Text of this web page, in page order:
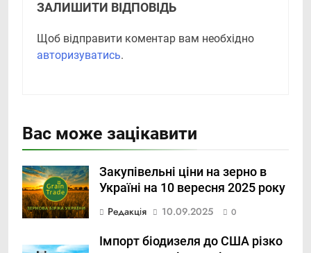
ЗАЛИШИТИ ВІДПОВІДЬ
Щоб відправити коментар вам необхідно
авторизуватись.
Вас може зацікавити
Закупівельні ціни на зерно в
Україні на 10 вересня 2025 року
Редакція
10.09.2025 0
Імпорт біодизеля до США різко